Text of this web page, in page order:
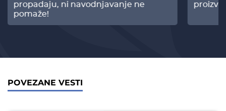
propadaju, ni navodnjavanje ne
pomaže!
POVEZANE VESTI